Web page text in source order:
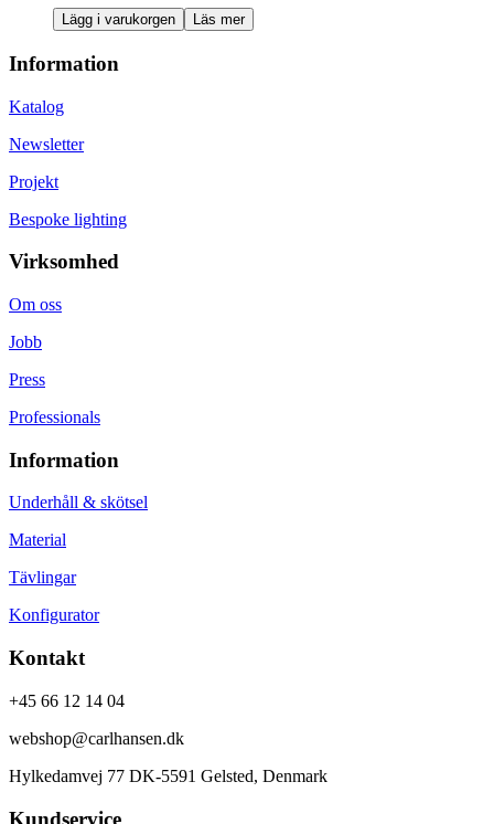
Lägg i varukorgen Läs mer
Information
Katalog
Newsletter
Projekt
Bespoke lighting
Virksomhed
Om oss
Jobb
Press
Professionals
Information
Underhåll & skötsel
Material
Tävlingar
Konfigurator
Kontakt
+45 66 12 14 04
webshop@carlhansen.dk
Hylkedamvej 77 DK-5591 Gelsted, Denmark
Kundservice